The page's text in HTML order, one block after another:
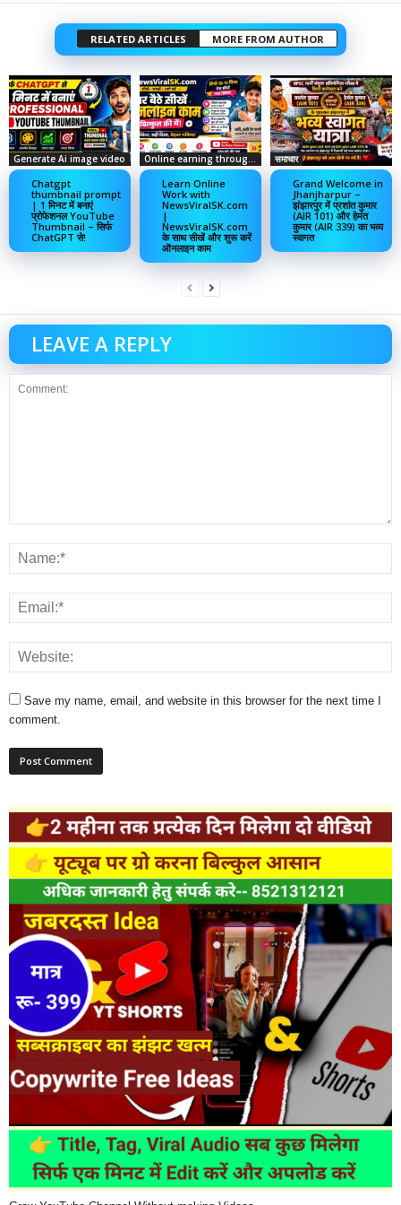
RELATED ARTICLES MORE FROM AUTHOR
Generate Ai image video
Chatgpt
thumbnail prompt
| 1 मिनट में बनाएं
प्रोफेशनल YouTube
Thumbnail – सिर्फ
ChatGPT से!
Online earning through social media
Learn Online
Work with
NewsViralSK.com
|
NewsViralSK.com
के साथ सीखें और शुरू करें
ऑनलाइन काम
समाचार
Grand Welcome in
Jhanjharpur –
झंझारपुर में प्रशांत कुमार
(AIR 101) और हेमंत
कुमार (AIR 339) का भव्य
स्वागत
LEAVE A REPLY
Save my name, email, and website in this browser for the next time I
comment.